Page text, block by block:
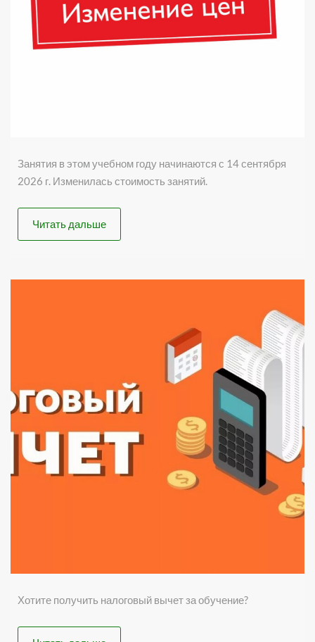
Занятия в этом учебном году начинаются с 14 сентября
2026 г. Изменилась стоимость занятий.
Читать дальше
Хотите получить налоговый вычет за обучение?